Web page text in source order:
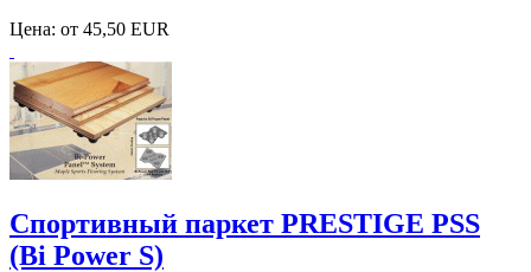
Цена: от 45,50 EUR
Спортивный паркет PRESTIGE PSS
(Bi Power S)